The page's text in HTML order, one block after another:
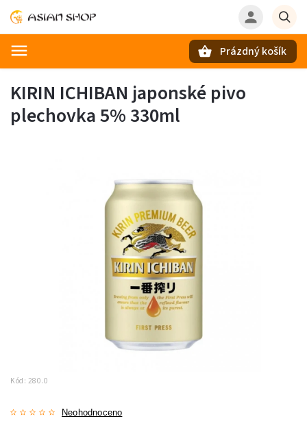
Prázdný košík
KIRIN ICHIBAN japonské pivo
plechovka 5% 330ml
Kód: 280.0
Neohodnoceno